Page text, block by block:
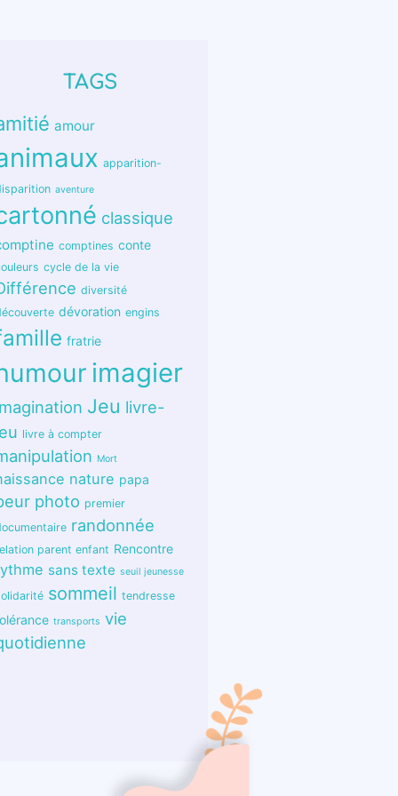
TAGS
amour
apparition-
aventure
classique
comptines conte
cycle de la vie
diversité
dévoration engins
fratrie
imagier
Jeu livre-
livre à compter
Mort
nature papa
photo premier
randonnée
parent enfant Rencontre
sans texte seuil jeunesse
sommeil tendresse
transports vie